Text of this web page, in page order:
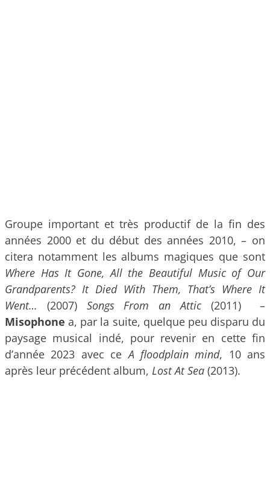
Groupe important et très productif de la fin des
années 2000 et du début des années 2010, – on
citera notamment les albums magiques que sont
Where Has It Gone, All the Beautiful Music of Our
Grandparents? It Died With Them, That’s Where It
Went… (2007) Songs From an Attic(2011) –
Misophone a, par la suite, quelque peu disparu du
paysage musical indé, pour revenir en cette fin
d’année 2023 avec ceA floodplain mind, 10 ans
après leur précédent album, Lost At Sea (2013).